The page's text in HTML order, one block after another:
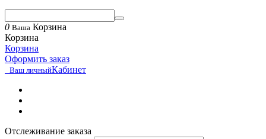
0 Ваша Корзина
Корзина
Корзина
Оформить заказ
Ваш личныйКабинет
Отслеживание заказа